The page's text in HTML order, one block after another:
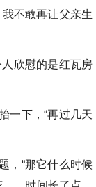
不敢再让父亲生
欣慰的是红瓦房
一下，“再过几天
，“那它什么时候